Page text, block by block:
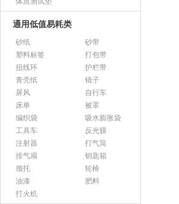
通用低值易耗类
砂纸
砂带
塑料标签
打包带
扭线环
护栏带
青壳纸
镜子
屏风
自行车
床单
被罩
编织袋
吸水膨胀袋
工具车
反光膜
注射器
打气筒
排气扇
钥匙箱
颈托
轮椅
油漆
肥料
打火机